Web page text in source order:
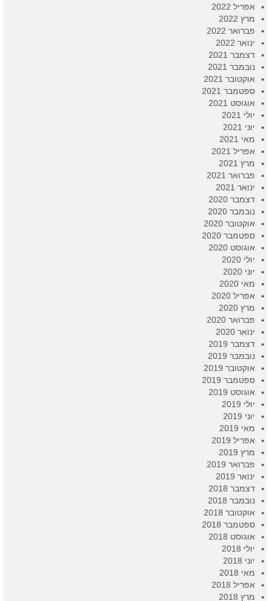
אפריל 2022
מרץ 2022
פברואר 2022
ינואר 2022
דצמבר 2021
נובמבר 2021
אוקטובר 2021
ספטמבר 2021
אוגוסט 2021
יולי 2021
יוני 2021
מאי 2021
אפריל 2021
מרץ 2021
פברואר 2021
ינואר 2021
דצמבר 2020
נובמבר 2020
אוקטובר 2020
ספטמבר 2020
אוגוסט 2020
יולי 2020
יוני 2020
מאי 2020
אפריל 2020
מרץ 2020
פברואר 2020
ינואר 2020
דצמבר 2019
נובמבר 2019
אוקטובר 2019
ספטמבר 2019
אוגוסט 2019
יולי 2019
יוני 2019
מאי 2019
אפריל 2019
מרץ 2019
פברואר 2019
ינואר 2019
דצמבר 2018
נובמבר 2018
אוקטובר 2018
ספטמבר 2018
אוגוסט 2018
יולי 2018
יוני 2018
מאי 2018
אפריל 2018
מרץ 2018